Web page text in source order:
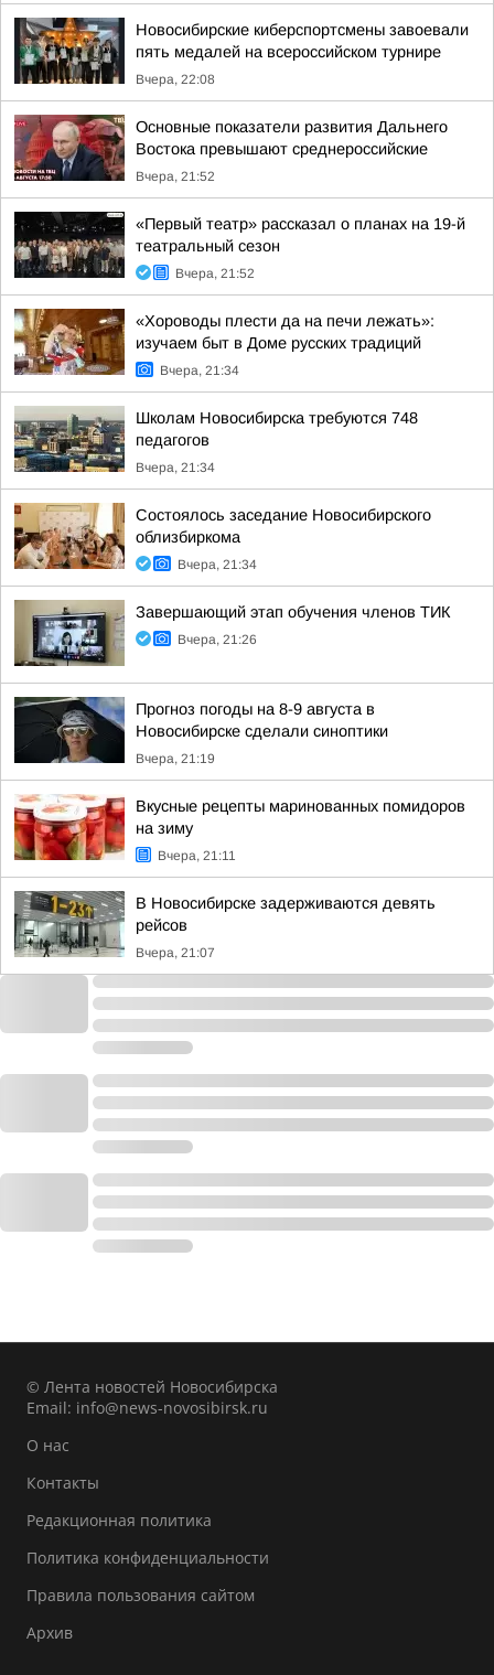
Новосибирские киберспортсмены завоевали
пять медалей на всероссийском турнире
Вчера, 22:08
Основные показатели развития Дальнего
Востока превышают среднероссийские
Вчера, 21:52
«Первый театр» рассказал о планах на 19-й
театральный сезон
Вчера, 21:52
«Хороводы плести да на печи лежать»:
изучаем быт в Доме русских традиций
Вчера, 21:34
Школам Новосибирска требуются 748
педагогов
Вчера, 21:34
Состоялось заседание Новосибирского
облизбиркома
Вчера, 21:34
Завершающий этап обучения членов ТИК
Вчера, 21:26
Прогноз погоды на 8-9 августа в
Новосибирске сделали синоптики
Вчера, 21:19
Вкусные рецепты маринованных помидоров
на зиму
Вчера, 21:11
В Новосибирске задерживаются девять
рейсов
Вчера, 21:07
© Лента новостей Новосибирска
Email: info@news-novosibirsk.ru
О нас
Контакты
Редакционная политика
Политика конфиденциальности
Правила пользования сайтом
Архив